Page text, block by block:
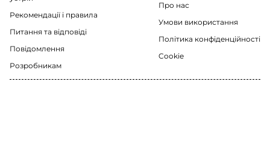
Рекомендації i правила
Питання та відповіді
Повідомлення
Розробникам
Про нас
Умови використання
Політика конфіденційності
Cookie